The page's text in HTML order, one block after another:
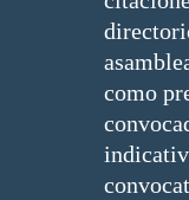
como